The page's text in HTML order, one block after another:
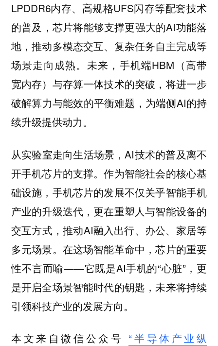
LPDDR6内存、高规格UFS闪存等配套技术
的普及，芯片将能够支撑更强大的AI功能落
地，推动多模态交互、复杂任务自主完成等
场景走向成熟。未来，手机端HBM（高带
宽内存）与存算一体技术的突破，将进一步
破解算力与能效的平衡难题，为端侧AI的持
续升级提供动力。
从实验室走向生活场景，AI技术的普及离不
开手机芯片的支撑。作为智能社会的核心基
础设施，手机芯片的发展不仅关乎智能手机
产业的升级迭代，更在重塑人与智能设备的
交互方式，推动AI融入出行、办公、家居等
多元场景。在这场智能革命中，芯片的重要
性不言而喻——它既是AI手机的“心脏”，更
是开启全场景智能时代的钥匙，未来将持续
引领科技产业的发展方向。
本文来自微信公众号 “半导体产业纵